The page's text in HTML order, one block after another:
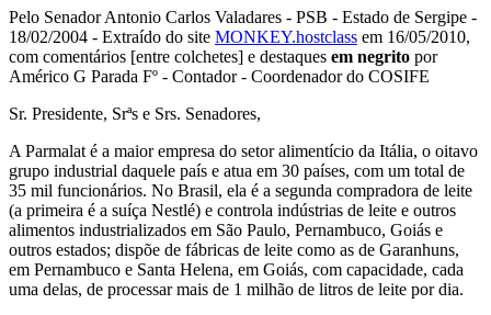
Pelo Senador Antonio Carlos Valadares - PSB - Estado de Sergipe -
18/02/2004 - Extraído do site MONKEY.hostclass em 16/05/2010,
com comentários [entre colchetes] e destaques em negrito por
Américo G Parada Fº - Contador - Coordenador do COSIFE
Sr. Presidente, Srªs e Srs. Senadores,
A Parmalat é a maior empresa do setor alimentício da Itália, o oitavo
grupo industrial daquele país e atua em 30 países, com um total de
35 mil funcionários. No Brasil, ela é a segunda compradora de leite
(a primeira é a suíça Nestlé) e controla indústrias de leite e outros
alimentos industrializados em São Paulo, Pernambuco, Goiás e
outros estados; dispõe de fábricas de leite como as de Garanhuns,
em Pernambuco e Santa Helena, em Goiás, com capacidade, cada
uma delas, de processar mais de 1 milhão de litros de leite por dia.